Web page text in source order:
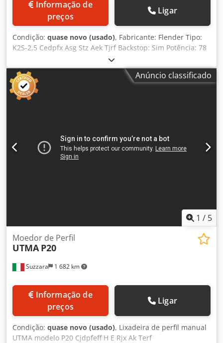
preços
Ligar
Condição: quase novo (usado), Fabricante: Flender Tipo:
K2S-2,5 Cedpfx Asg Stz Aek Tjrf Backstop: Sim Potência: 78
kW Relação: 44,16:1 RPM in/out: 1.400 / 31,7 Eixo ø dentro:
65 mm Eixo ø fora: 140 mm
Anúncio classificado
1 / 5
Suzzara 1 682 km
Moedor de Perfil
UTMA P20
preços
Ligar
Condição: quase novo (usado), Lixadeira de perfil manual
UTMA modelo P20 Cjdpfeff H E Rjx Ak Terf